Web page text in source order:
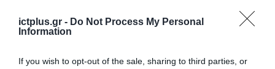
ictplus.gr - Do Not Process My Personal
Information
If you wish to opt-out of the sale, sharing to third parties, or
ευρωπαϊκού έργου 5G-TERRA, στο οποίο
συμμετέχει η Περιφέρεια Κρήτης. Η δράση
Δημόσιας Υγείας & Κοινωνικής Μέριμνας της